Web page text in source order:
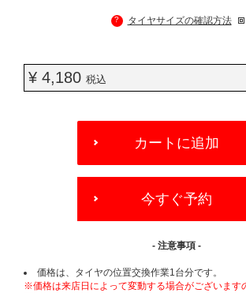
? タイヤサイズの確認方法
¥ 4,180 税込
OPTIONS
カートに追加
今すぐ予約
- 注意事項 -
価格は、タイヤの位置交換作業1台分です。
※価格は来店日によって変動する場合がございます